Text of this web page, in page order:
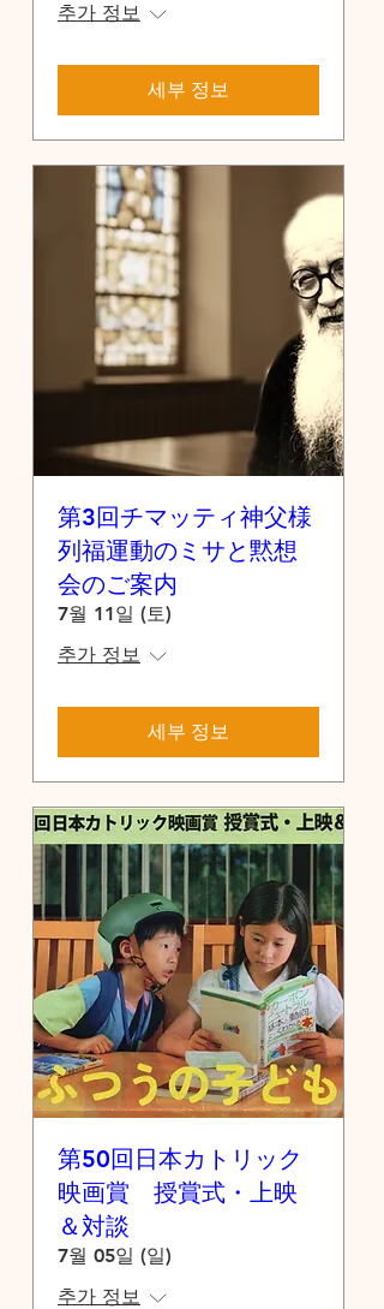
추가 정보
세부 정보
第3回チマッティ神父様
列福運動のミサと黙想
会のご案内
7월 11일 (토)
추가 정보
세부 정보
第50回日本カトリック
映画賞 授賞式・上映
＆対談
7월 05일 (일)
추가 정보